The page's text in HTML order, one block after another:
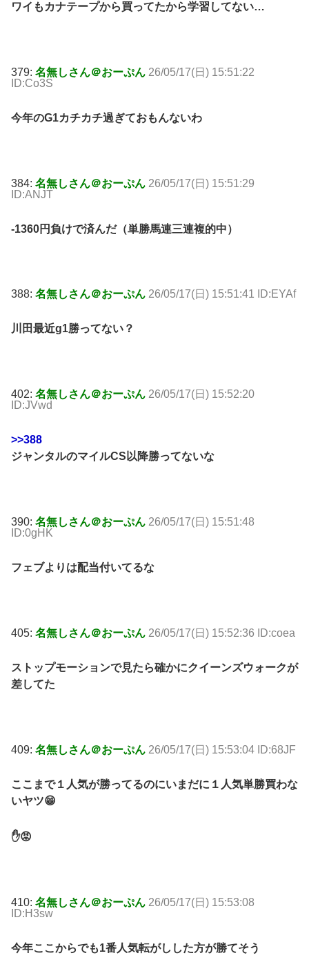
ワイもカナテープから買ってたから学習してない…
379: 名無しさん＠おーぷん 26/05/17(日) 15:51:22
ID:Co3S
今年のG1カチカチ過ぎておもんないわ
384: 名無しさん＠おーぷん 26/05/17(日) 15:51:29
ID:ANJT
-1360円負けで済んだ（単勝馬連三連複的中）
388: 名無しさん＠おーぷん 26/05/17(日) 15:51:41 ID:EYAf
川田最近g1勝ってない？
402: 名無しさん＠おーぷん 26/05/17(日) 15:52:20
ID:JVwd
>>388
ジャンタルのマイルCS以降勝ってないな
390: 名無しさん＠おーぷん 26/05/17(日) 15:51:48
ID:0gHK
フェブよりは配当付いてるな
405: 名無しさん＠おーぷん 26/05/17(日) 15:52:36 ID:coea
ストップモーションで見たら確かにクイーンズウォークが
差してた
409: 名無しさん＠おーぷん 26/05/17(日) 15:53:04 ID:68JF
ここまで１人気が勝ってるのにいまだに１人気単勝買わな
いヤツ😁
✋😡
410: 名無しさん＠おーぷん 26/05/17(日) 15:53:08
ID:H3sw
今年ここからでも1番人気転がしした方が勝てそう